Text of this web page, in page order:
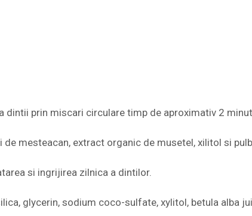
dintii prin miscari circulare timp de aproximativ 2
mesteacan, extract organic de musetel, xilitol si
si ingrijirea zilnica a dintilor.
glycerin, sodium coco-sulfate, xylitol, betula alba